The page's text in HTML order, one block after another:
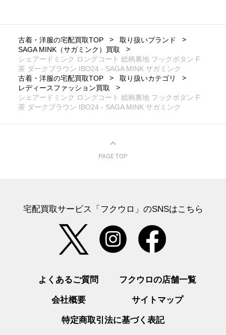
古着・洋服の宅配買取TOP
取り扱いブランド
SAGA MINK（サガミンク）買取
シェアードミンク ロングコート 総柄裏地 フックボタン F
茶 ダークブラウン IBO24 - SAGA MINK サガミンク
古着・洋服の宅配買取TOP
取り扱いカテゴリ
レディースファッション買取
シェアードミンク ロングコート 総柄裏地 フックボタン F
茶 ダークブラウン IBO24 - SAGA MINK サガミンク
宅配買取サービス「フクウロ」のSNSはこちら
よくあるご質問 フクウロの店舗一覧
会社概要 サイトマップ
特定商取引法に基づく表記